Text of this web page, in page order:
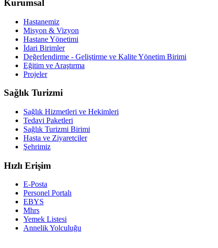
Kurumsal
Hastanemiz
Misyon & Vizyon
Hastane Yönetimi
İdari Birimler
Değerlendirme - Geliştirme ve Kalite Yönetim Birimi
Eğitim ve Araştırma
Projeler
Sağlık Turizmi
Sağlık Hizmetleri ve Hekimleri
Tedavi Paketleri
Sağlık Turizmi Birimi
Hasta ve Ziyaretçiler
Şehrimiz
Hızlı Erişim
E-Posta
Personel Portalı
EBYS
Mhrs
Yemek Listesi
Annelik Yolculuğu